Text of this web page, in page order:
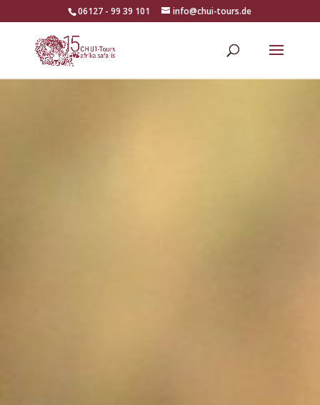
06127 - 99 39 101 info@chui-tours.de